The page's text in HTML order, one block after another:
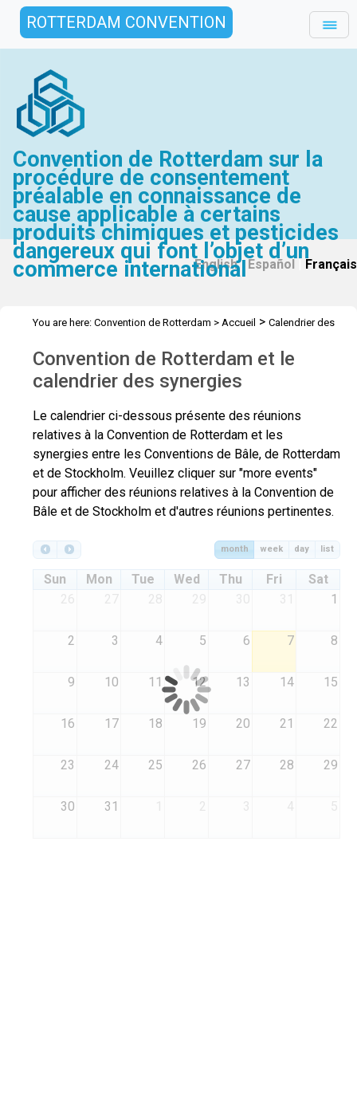
ROTTERDAM CONVENTION
Convention de Rotterdam sur la
procédure de consentement
préalable en connaissance de
cause applicable à certains
produits chimiques et pesticides
dangereux qui font l’objet d’un
commerce international
English| Español Français
You are here: Convention de Rotterdam > Accueil > Calendrier des
Convention de Rotterdam et le
calendrier des synergies
Le calendrier ci-dessous présente des réunions
relatives à la Convention de Rotterdam et les
synergies entre les Conventions de Bâle, de Rotterdam
et de Stockholm. Veuillez cliquer sur "more events"
pour afficher des réunions relatives à la Convention de
Bâle et de Stockholm et d'autres réunions pertinentes.
month week day list
Sun Mon Tue Wed Thu Fri
Sat
1
2 3 4 5 6 7 8
9 10 11 12 13 14 15
16 17 18 19 20 21 22
23 24 25 26 27 28 29
30 31